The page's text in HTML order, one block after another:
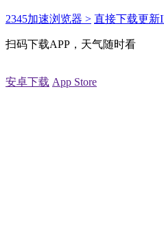
2345加速浏览器 > 直接下载更新
扫码下载APP，天气随时看
安卓下载 App Store